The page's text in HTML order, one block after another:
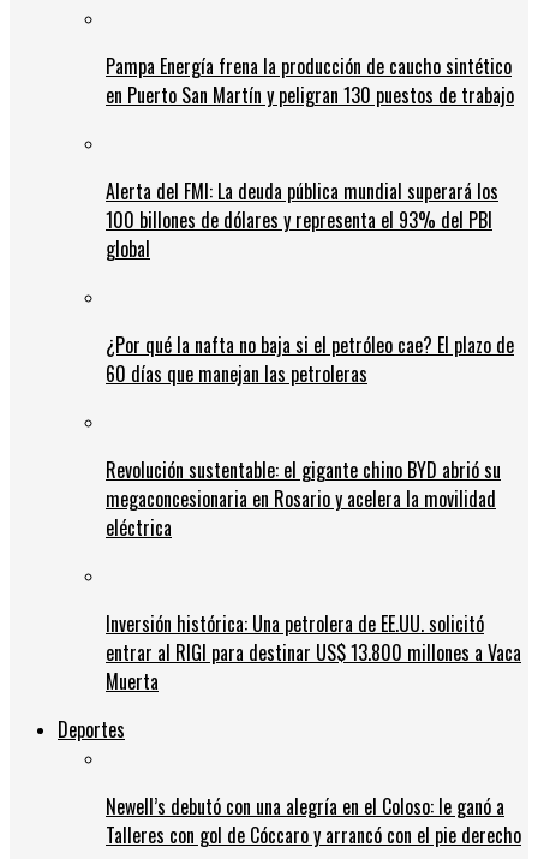
Pampa Energía frena la producción de caucho sintético
en Puerto San Martín y peligran 130 puestos de trabajo
Alerta del FMI: La deuda pública mundial superará los
100 billones de dólares y representa el 93% del PBI
global
¿Por qué la nafta no baja si el petróleo cae? El plazo de
60 días que manejan las petroleras
Revolución sustentable: el gigante chino BYD abrió su
megaconcesionaria en Rosario y acelera la movilidad
eléctrica
Inversión histórica: Una petrolera de EE.UU. solicitó
entrar al RIGI para destinar US$ 13.800 millones a Vaca
Muerta
Deportes
Newell’s debutó con una alegría en el Coloso: le ganó a
Talleres con gol de Cóccaro y arrancó con el pie derecho